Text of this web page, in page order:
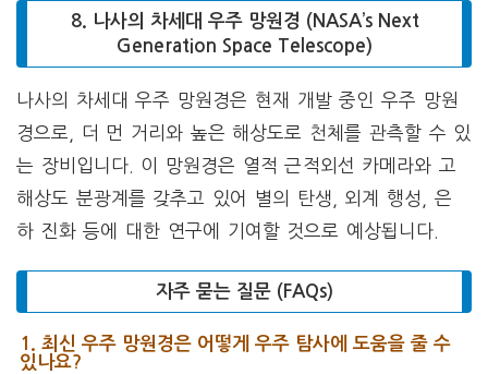
8. 나사의 차세대 우주 망원경 (NASA’s Next
Generation Space Telescope)
나사의 차세대 우주 망원경은 현재 개발 중인 우주 망원
경으로, 더 먼 거리와 높은 해상도로 천체를 관측할 수 있
는 장비입니다. 이 망원경은 열적 근적외선 카메라와 고
해상도 분광계를 갖추고 있어 별의 탄생, 외계 행성, 은
하 진화 등에 대한 연구에 기여할 것으로 예상됩니다.
자주 묻는 질문 (FAQs)
1. 최신 우주 망원경은 어떻게 우주 탐사에 도움을 줄 수
있나요?